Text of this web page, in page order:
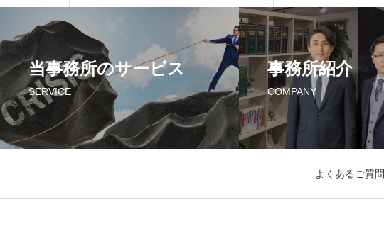
当事務所のサービス
SERVICE
事務所紹介
COMPANY
よくあるご質問